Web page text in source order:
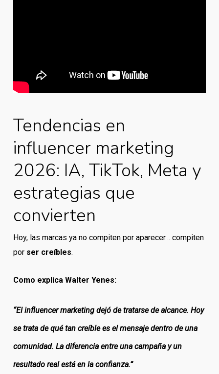
Tendencias en
influencer marketing
2026: IA, TikTok, Meta y
estrategias que
convierten
Hoy, las marcas ya no compiten por aparecer… compiten
por ser creíbles.
Como explica Walter Yenes:
“El influencer marketing dejó de tratarse de alcance. Hoy
se trata de qué tan creíble es el mensaje dentro de una
comunidad. La diferencia entre una campaña y un
resultado real está en la confianza.”